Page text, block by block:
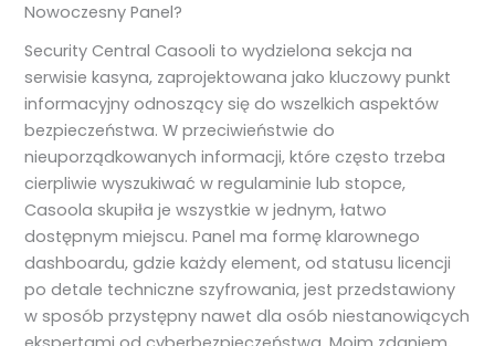
Nowoczesny Panel?
Security Central Casooli to wydzielona sekcja na
serwisie kasyna, zaprojektowana jako kluczowy punkt
informacyjny odnoszący się do wszelkich aspektów
bezpieczeństwa. W przeciwieństwie do
nieuporządkowanych informacji, które często trzeba
cierpliwie wyszukiwać w regulaminie lub stopce,
Casoola skupiła je wszystkie w jednym, łatwo
dostępnym miejscu. Panel ma formę klarownego
dashboardu, gdzie każdy element, od statusu licencji
po detale techniczne szyfrowania, jest przedstawiony
w sposób przystępny nawet dla osób niestanowiących